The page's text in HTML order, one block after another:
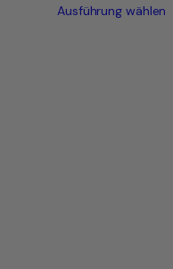
Ausführung wählen